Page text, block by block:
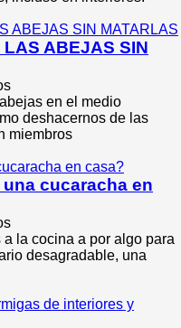
LAS ABEJAS SIN
en el medio
deshacernos de las
miembros
cucaracha en
la cocina a por algo para
desagradable, una